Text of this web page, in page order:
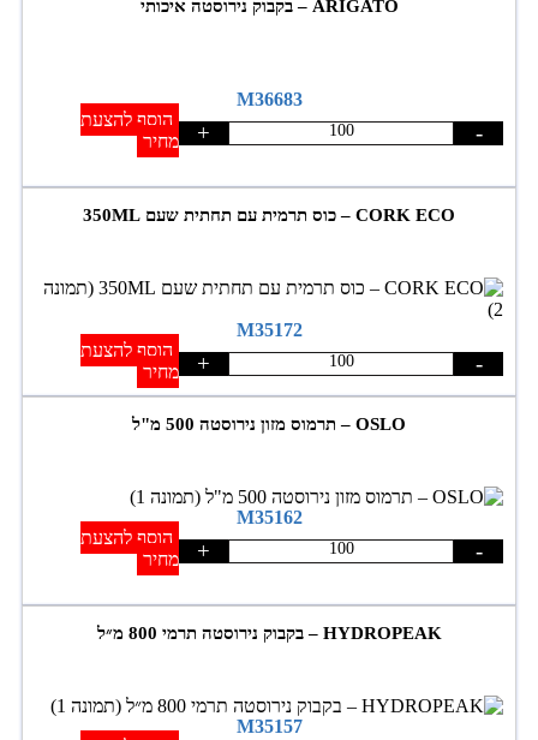
ARIGATO – בקבוק נירוסטה איכותי
M36683
-
+
הוסף להצעת
מחיר
CORK ECO – כוס תרמית עם תחתית שעם 350ML
M35172
-
+
הוסף להצעת
מחיר
OSLO – תרמוס מזון נירוסטה 500 מ"ל
M35162
-
+
הוסף להצעת
מחיר
HYDROPEAK – בקבוק נירוסטה תרמי 800 מ״ל
M35157